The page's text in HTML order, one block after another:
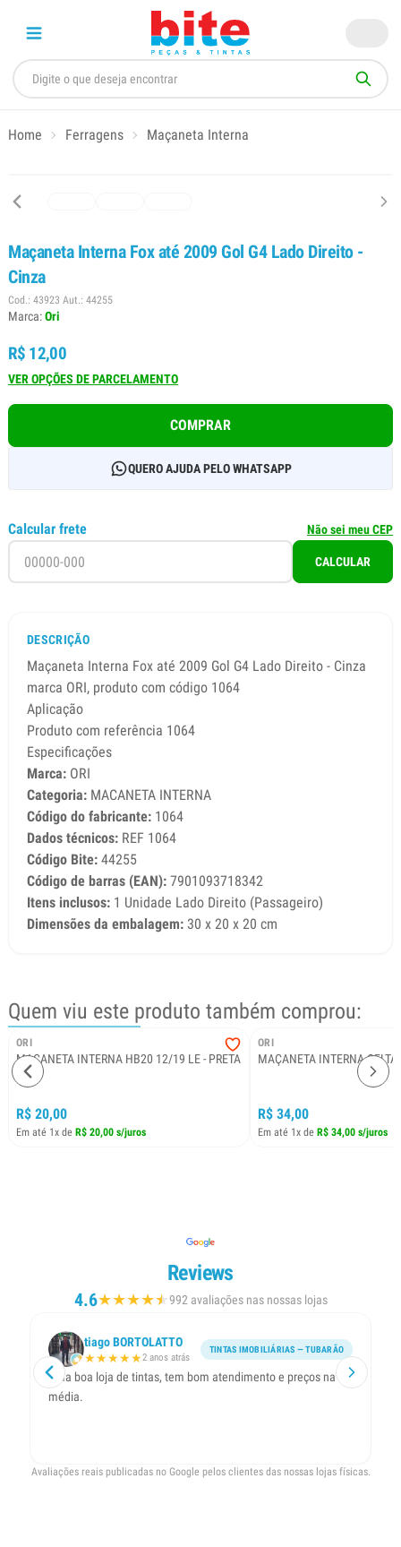
Home Ferragens Maçaneta Interna
Maçaneta Interna Fox até 2009 Gol G4 Lado Direito -
Cinza
Cod.: 43923 Aut.: 44255
Marca:Ori
R$ 12,00
VER OPÇÕES DE PARCELAMENTO
COMPRAR
QUERO AJUDA PELO WHATSAPP
Calcular frete Não sei meu CEP
CALCULAR
DESCRIÇÃO
Maçaneta Interna Fox até 2009 Gol G4 Lado Direito - Cinza
marca ORI, produto com código 1064
Aplicação
Produto com referência 1064
Especificações
Marca: ORI
Categoria: MACANETA INTERNA
Código do fabricante: 1064
Dados técnicos: REF 1064
Código Bite: 44255
Código de barras (EAN): 7901093718342
Itens inclusos: 1 Unidade Lado Direito (Passageiro)
Dimensões da embalagem: 30 x 20 x 20 cm
Quem viu este produto também comprou:
ORI
MAÇANETA INTERNA HB20 12/19 LE - PRETA
R$ 20,00
Em até 1x de R$ 20,00 s/juros
ORI
MAÇANETA INTERNA
R$ 34,00
Em até 1x de R$ 34,00 s/juros
Reviews
4.6★★★★★
★992 avaliações nas nossas lojas
tiago BORTOLATTO
★★★★★2 anos atrás
TINTAS IMOBILIÁRIAS — TUBARÃO
Uma boa loja de tintas, tem bom atendimento e preços na
média.
Avaliações reais publicadas no Google pelos clientes das nossas lojas físicas.